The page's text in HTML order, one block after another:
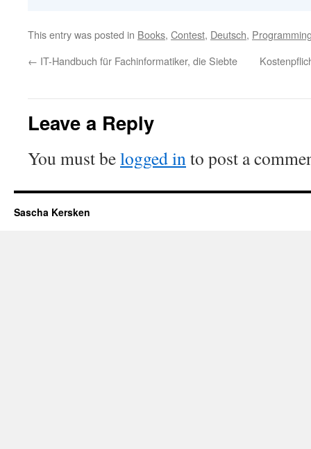
This entry was posted in Books, Contest, Deutsch,
← IT-Handbuch für Fachinformatiker, die Siebte
Leave a Reply
You must belogged into post a
Sascha Kersken